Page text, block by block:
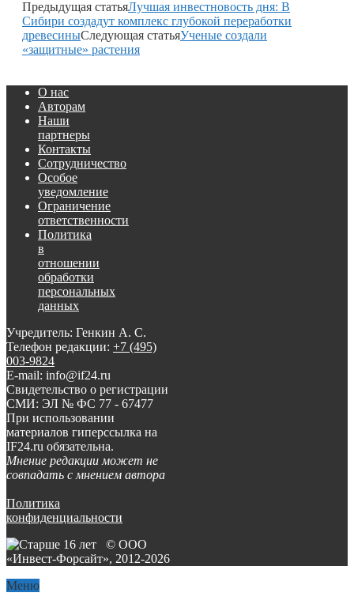
Предыдущая статьяЛучшая инвестновость дня: В
Сибири создадут комплекс глубокой переработки
древесиныСледующая статьяУченые создали
«защитные» растения
О нас
Авторам
Наши
партнеры
Контакты
Сотрудничество
Особое
уведомление
Ограничение
ответственности
Политика
в
отношении
обработки
персональных
данных
Учредитель: Генкин А. С.
Телефон редакции: +7 (495)
003-9824
E-mail: info@if24.ru
Свидетельство о регистрации
СМИ: ЭЛ № ФС 77 - 67477
При использовании
материалов гиперссылка на
IF24.ru обязательна.
Мнение редакции может не
совпадать с мнением автора
Политика
конфиденциальности
© ООО
«Инвест-Форсайт», 2012-2026
Меню